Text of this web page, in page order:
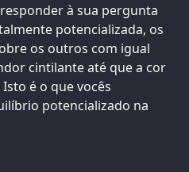
à sua pergunta
potencializada, os
os outros com igual
cintilante até que a cor
é o que vocês
potencializado na